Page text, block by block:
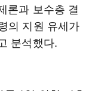
론과 보수층 결
의 지원 유세가
분석했다.